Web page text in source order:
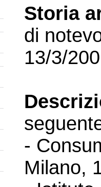
Storia
di
13/3/
-
Milano,